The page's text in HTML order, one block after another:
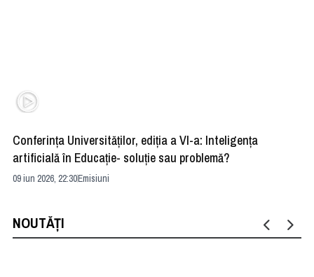
Conferința Universităților, ediția a VI-a: Inteligența
artificială în Educație- soluție sau problemă?
09 iun 2026, 22:30Emisiuni
NOUTĂȚI